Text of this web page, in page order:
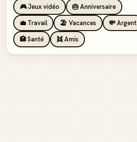
🎮 Jeux vidéo
🎂 Anniversaire
💼 Travail
🏖️ Vacances
💸 Argent
🏥 Santé
👯 Amis